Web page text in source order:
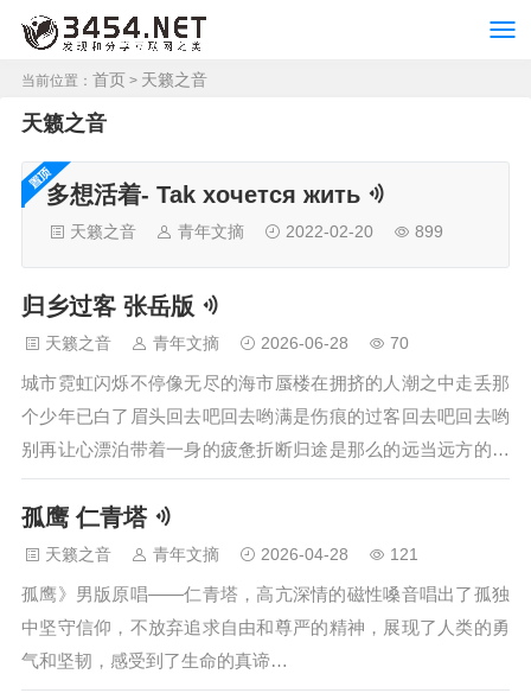
当前位置： 首页 > 天籁之音
天籁之音
多想活着- Tak xoчется жить
天籁之音 青年文摘 2022-02-20 899
归乡过客 张岳版
天籁之音 青年文摘 2026-06-28 70
城市霓虹闪烁不停像无尽的海市蜃楼在拥挤的人潮之中走丢那
个少年已白了眉头回去吧回去哟满是伤痕的过客回去吧回去哟
别再让心漂泊带着一身的疲惫折断归途是那么的远当远方的星
光依稀亮起照亮梦里故园的门扉回去吧回去哟满身伤痕的过客
回去吧回去哟我已厌倦漂泊心在伤痕累累眼中是苦涩滋味那老
家的山和老家的河替我洗去风尘梦曾经绚烂如虹醒来只余一场
空那老家的山和老家的河为我缝合伤痕回去吧回去哟满身伤痕
的过客回去吧回去哟别再让心漂泊心早已伤痕累累眼中是苦涩
滋味那老家的山和老家的河替我洗去风尘钻进绚烂如风醒来之
孤鹰 仁青塔
天籁之音 青年文摘 2026-04-28 121
孤鹰》男版原唱——仁青塔，高亢深情的磁性嗓音唱出了孤独
中坚守信仰，不放弃追求自由和尊严的精神，展现了人类的勇
气和坚韧，感受到了生命的真谛…